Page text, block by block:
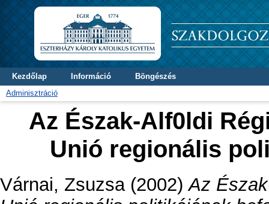
Kezdőlap Információ
Böngészés
Adminisztráció
Az Észak-Alf0ldi
Unió regionális
Várnai, Zsuzsa(2002)Az